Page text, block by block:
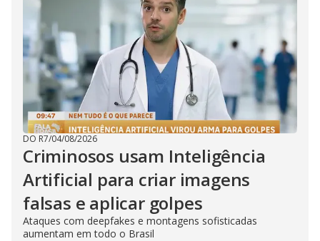
DO R7/04/08/2026
Criminosos usam Inteligência
Artificial para criar imagens
falsas e aplicar golpes
Ataques com deepfakes e montagens sofisticadas
aumentam em todo o Brasil